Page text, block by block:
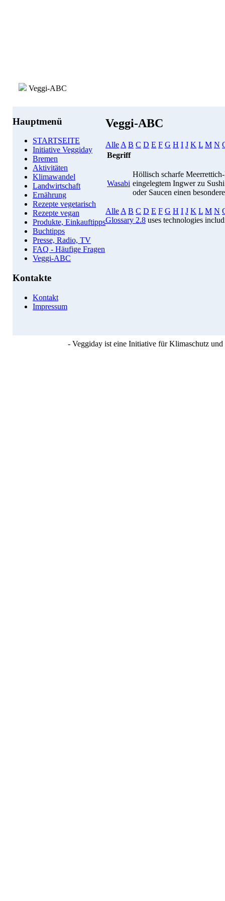
Veggi-ABC
Hauptmenü
STARTSEITE
Initiative Veggiday
Bremen
Aktivitäten
Klimawandel
Landwirtschaft
Ernährung
Rezepte vegetarisch
Rezepte vegan
Produkte, Einkauftipps
Buchtipps
Presse, Radio, TV
FAQ - Häufige Fragen
Veggi-ABC
Kontakte
Kontakt
Impressum
Veggi-ABC
Alle A B C D E F G H I J K L M N
Begriff
Wasabi
Höllisch scharfe
eingelegtem Ingwer zu
oder Saucen einen
Alle A B C D E F G H I J K L M N
Glossary 2.8 uses technologies
- Veggiday ist eine Initiative für Klimaschutz